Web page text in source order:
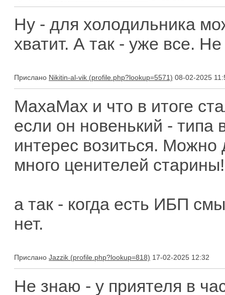
Ну - для холодильника
хватит. А так - уже все.
Прислано Nikitin-al-vik 08-02-2025
MaxaMax и что в итоге
если он новенький - типа
интерес возиться. Можно
много ценителей старины!
а так - когда есть ИБП
нет.
Прислано Jazzik 17-02-2025 12:32
Не знаю - у приятеля в